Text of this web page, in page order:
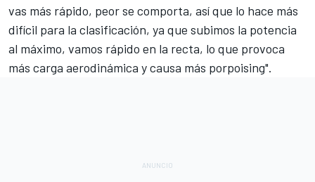
vas más rápido, peor se comporta, así que lo hace más
difícil para la clasificación, ya que subimos la potencia
al máximo, vamos rápido en la recta, lo que provoca
más carga aerodinámica y causa más porpoising".